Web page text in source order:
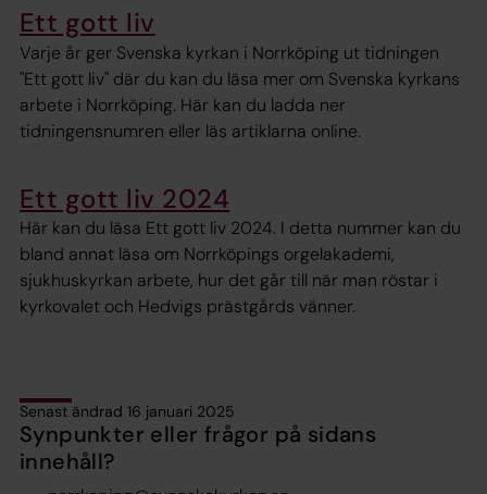
Ett gott liv
Varje år ger Svenska kyrkan i Norrköping ut tidningen
"Ett gott liv" där du kan du läsa mer om Svenska kyrkans
arbete i Norrköping. Här kan du ladda ner
tidningensnumren eller läs artiklarna online.
Ett gott liv 2024
Här kan du läsa Ett gott liv 2024. I detta nummer kan du
bland annat läsa om Norrköpings orgelakademi,
sjukhuskyrkan arbete, hur det går till när man röstar i
kyrkovalet och Hedvigs prästgårds vänner.
Senast ändrad 16 januari 2025
Synpunkter eller frågor på sidans
innehåll?